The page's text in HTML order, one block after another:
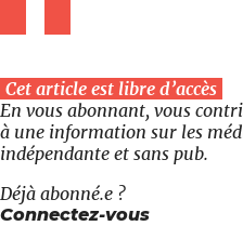
Cet article est libre d’accès
En vous abonnant, vous
à une information sur les
indépendante et sans pub.
Déjà abonné.e ?
Connectez-vous